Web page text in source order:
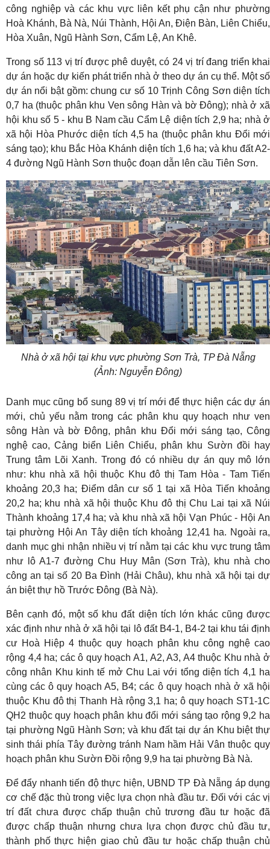
công nghiệp và các khu vực liên kết phụ cận như phường
Hoà Khánh, Bà Nà, Núi Thành, Hội An, Điện Bàn, Liên Chiểu,
Hòa Xuân, Ngũ Hành Sơn, Cẩm Lệ, An Khê.
Trong số 113 vị trí được phê duyệt, có 24 vị trí đang triển khai
dự án hoặc dự kiến phát triển nhà ở theo dự án cụ thể. Một số
dự án nổi bật gồm: chung cư số 10 Trịnh Công Sơn diện tích
0,7 ha (thuộc phân khu Ven sông Hàn và bờ Đông); nhà ở xã
hội khu số 5 - khu B Nam cầu Cẩm Lệ diện tích 2,9 ha; nhà ở
xã hội Hòa Phước diện tích 4,5 ha (thuộc phân khu Đổi mới
sáng tạo); khu Bắc Hòa Khánh diện tích 1,6 ha; và khu đất A2-
4 đường Ngũ Hành Sơn thuộc đoạn dẫn lên cầu Tiên Sơn.
Nhà ở xã hội tại khu vực phường Sơn Trà, TP Đà Nẵng
(Ảnh: Nguyễn Đông)
Danh mục cũng bổ sung 89 vị trí mới để thực hiện các dự án
mới, chủ yếu nằm trong các phân khu quy hoạch như ven
sông Hàn và bờ Đông, phân khu Đổi mới sáng tạo, Công
nghệ cao, Cảng biển Liên Chiểu, phân khu Sườn đồi hay
Trung tâm Lõi Xanh. Trong đó có nhiều dự án quy mô lớn
như: khu nhà xã hội thuộc Khu đô thị Tam Hòa - Tam Tiến
khoảng 20,3 ha; Điểm dân cư số 1 tại xã Hòa Tiến khoảng
20,2 ha; khu nhà xã hội thuộc Khu đô thị Chu Lai tại xã Núi
Thành khoảng 17,4 ha; và khu nhà xã hội Vạn Phúc - Hội An
tại phường Hội An Tây diện tích khoảng 12,41 ha. Ngoài ra,
danh mục ghi nhận nhiều vị trí nằm tại các khu vực trung tâm
như lô A1-7 đường Chu Huy Mân (Sơn Trà), khu nhà cho
công an tại số 20 Ba Đình (Hải Châu), khu nhà xã hội tại dự
án biệt thự hồ Trước Đông (Bà Nà).
Bên cạnh đó, một số khu đất diện tích lớn khác cũng được
xác định như nhà ở xã hội tại lô đất B4-1, B4-2 tại khu tái định
cư Hoà Hiệp 4 thuộc quy hoạch phân khu công nghệ cao
rộng 4,4 ha; các ô quy hoạch A1, A2, A3, A4 thuộc Khu nhà ở
công nhân Khu kinh tế mở Chu Lai với tổng diện tích 4,1 ha
cùng các ô quy hoạch A5, B4; các ô quy hoạch nhà ở xã hội
thuộc Khu đô thị Thanh Hà rộng 3,1 ha; ô quy hoạch ST1-1C
QH2 thuộc quy hoạch phân khu đổi mới sáng tạo rộng 9,2 ha
tại phường Ngũ Hành Sơn; và khu đất tại dự án Khu biệt thự
sinh thái phía Tây đường tránh Nam hầm Hải Vân thuộc quy
hoạch phân khu Sườn Đồi rộng 9,9 ha tại phường Bà Nà.
Để đẩy nhanh tiến độ thực hiện, UBND TP Đà Nẵng áp dụng
cơ chế đặc thù trong việc lựa chọn nhà đầu tư. Đối với các vị
trí đất chưa được chấp thuận chủ trương đầu tư hoặc đã
được chấp thuận nhưng chưa lựa chọn được chủ đầu tư,
thành phố thực hiện giao chủ đầu tư hoặc chấp thuận chủ